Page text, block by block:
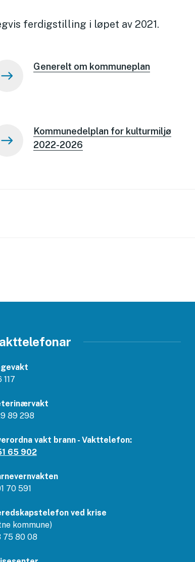
ferdigstilling i løpet av 2021.
Generelt om kommuneplan
Kommunedelplan for kulturmiljø
2022-2026
117
89 298
vakt brann - Vakttelefon:
65 902
70 591
ved krise
kommune)
75 80 08